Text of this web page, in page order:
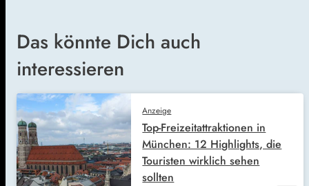
Das könnte Dich auch
interessieren
Anzeige
Top-Freizeitattraktionen in
München: 12 Highlights, die
Touristen wirklich sehen
sollten